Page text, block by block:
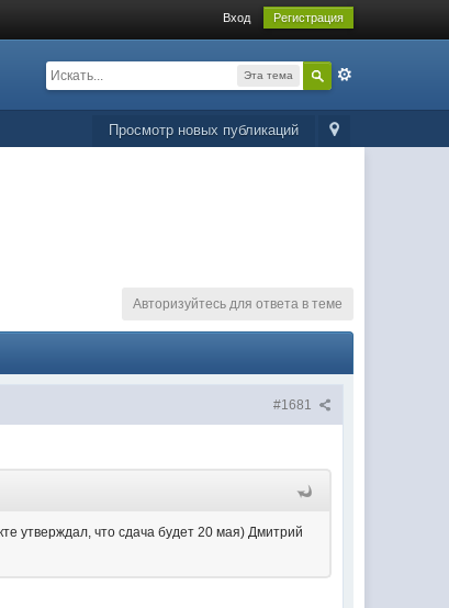
Вход Регистрация
Эта тема
Просмотр новых публикаций
Авторизуйтесь для ответа в теме
#1681
утверждал, что сдача будет 20 мая) Дмитрий